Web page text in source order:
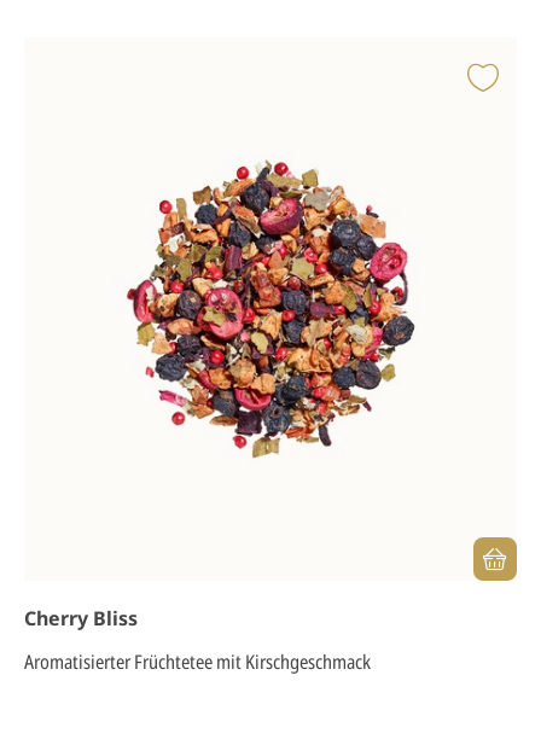
Cherry Bliss
Aromatisierter Früchtetee mit Kirschgeschmack